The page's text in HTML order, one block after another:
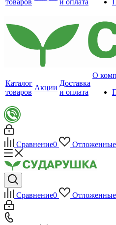
товаров
и оплата
Каталог
товаров
Акции
Доставка
и оплата
О
Сравнение0 Отложенные
Сравнение0 Отложенные